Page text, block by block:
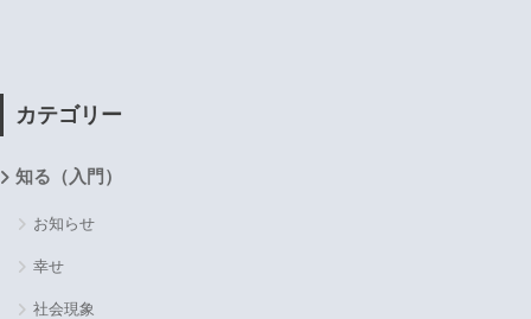
カテゴリー
知る（入門）
お知らせ
幸せ
社会現象